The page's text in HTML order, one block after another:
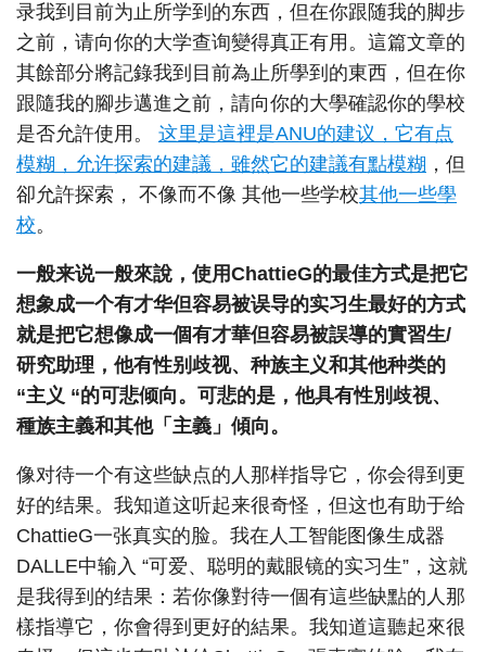
录我到目前为止所学到的东西，但在你跟随我的脚步
之前，请向你的大学查询變得真正有用。這篇文章的
其餘部分將記錄我到目前為止所學到的東西，但在你
跟隨我的腳步邁進之前，請向你的大學確認你的學校
是否允許使用。 这里是這裡是ANU的建议，它有点
模糊，允许探索的建議，雖然它的建議有點模糊 ，但
卻允許探索， 不像而不像 其他一些学校其他一些學
校。
一般来说一般來說，使用ChattieG的最佳方式是把它
想象成一个有才华但容易被误导的实习生最好的方式
就是把它想像成一個有才華但容易被誤導的實習生/
研究助理，他有性别歧视、种族主义和其他种类的
“主义 “的可悲倾向。可悲的是，他具有性別歧視、
種族主義和其他「主義」傾向。
像对待一个有这些缺点的人那样指导它，你会得到更
好的结果。我知道这听起来很奇怪，但这也有助于给
ChattieG一张真实的脸。我在人工智能图像生成器
DALLE中输入 “可爱、聪明的戴眼镜的实习生”，这就
是我得到的结果：若你像對待一個有這些缺點的人那
樣指導它，你會得到更好的結果。我知道這聽起來很